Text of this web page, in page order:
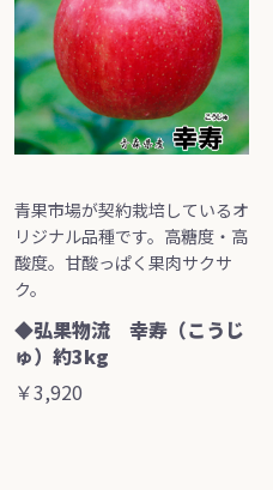
青果市場が契約栽培しているオ
リジナル品種です。高糖度・高
酸度。甘酸っぱく果肉サクサ
ク。
◆弘果物流 幸寿（こうじ
ゅ）約3kg
￥3,920